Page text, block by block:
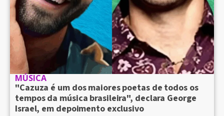
MÚSICA
"Cazuza é um dos maiores poetas de todos os
tempos da música brasileira", declara George
Israel, em depoimento exclusivo